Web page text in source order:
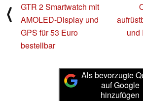
⟨
GTR 2 Smartwatch mit
AMOLED-Display und
GPS für 53 Euro
bestellbar
und
Als bevorzugte
auf Google
hinzufügen